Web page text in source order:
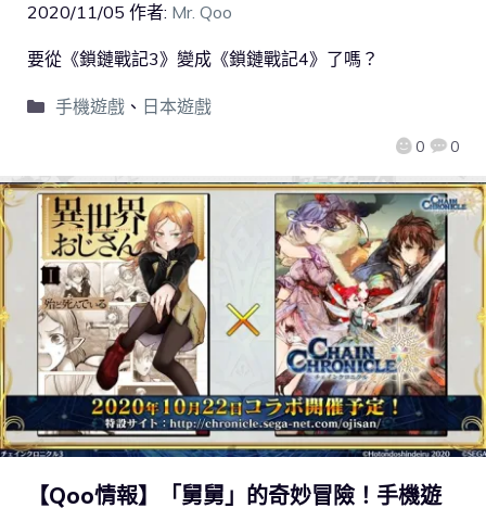
2020/11/05 作者: Mr. Qoo
0 0
要從《鎖鏈戰記3》變成《鎖鏈戰記4》了嗎？
手機遊戲、 日本遊戲
【Qoo情報】「舅舅」的奇妙冒險！手機遊